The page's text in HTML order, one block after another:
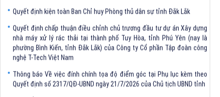
nhà máy xử lý rác thải tại thành phố Tuy Hòa, tỉnh Phú Yên (nay là
phường Bình Kiến, tỉnh Đắk Lắk) của Công ty Cổ phần Tập đoàn công
nghệ T-Tech Việt Nam
Quyết định số 2317/QĐ-UBND ngày 21/7/2026 của Chủ tịch UBND tỉnh